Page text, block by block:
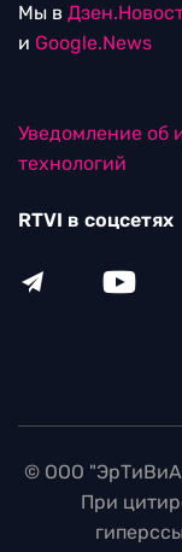
Мы в
и Google.News
Уведомление об
технологий
RTVI в соцсетях
© ООО
При